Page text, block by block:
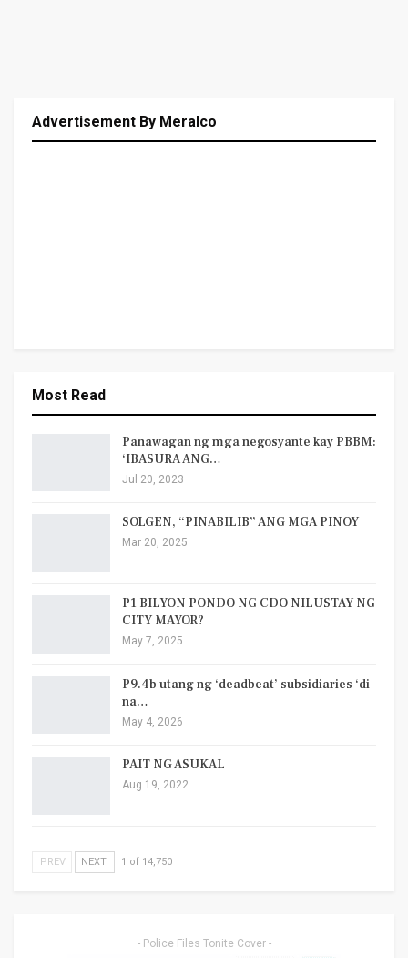
Advertisement By Meralco
Most Read
Panawagan ng mga negosyante kay PBBM:
‘IBASURA ANG…
Jul 20, 2023
SOLGEN, “PINABILIB” ANG MGA PINOY
Mar 20, 2025
P1 BILYON PONDO NG CDO NILUSTAY NG
CITY MAYOR?
May 7, 2025
P9.4b utang ng ‘deadbeat’ subsidiaries ‘di
na…
May 4, 2026
PAIT NG ASUKAL
Aug 19, 2022
PREV NEXT 1 of 14,750
- Police Files Tonite Cover -